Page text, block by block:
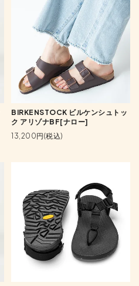
BIRKENSTOCK ビルケンシュトッ
ク アリゾナBF[ナロー]
13,200円(税込)